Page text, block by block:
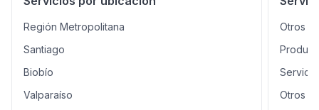
Región Metropolitana
Santiago
Biobío
Valparaíso
Otros
Otros